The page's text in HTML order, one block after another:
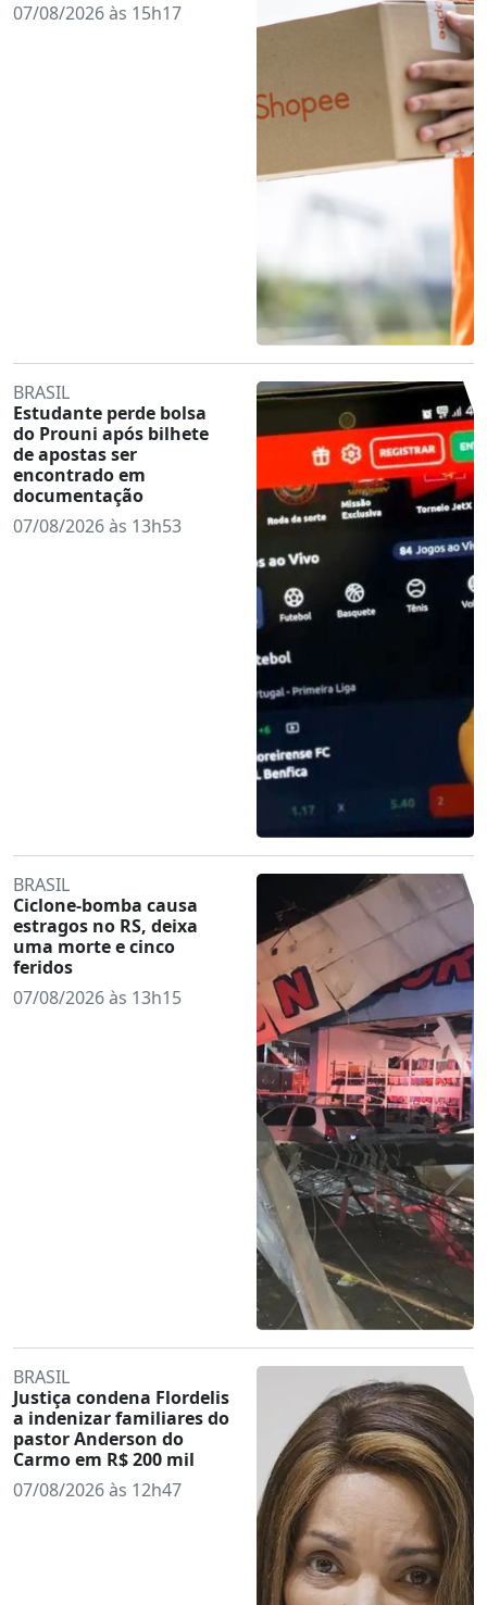
07/08/2026 às 15h17
BRASIL
Estudante perde bolsa
do Prouni após bilhete
de apostas ser
encontrado em
documentação
07/08/2026 às 13h53
BRASIL
Ciclone-bomba causa
estragos no RS, deixa
uma morte e cinco
feridos
07/08/2026 às 13h15
BRASIL
Justiça condena Flordelis
a indenizar familiares do
pastor Anderson do
Carmo em R$ 200 mil
07/08/2026 às 12h47